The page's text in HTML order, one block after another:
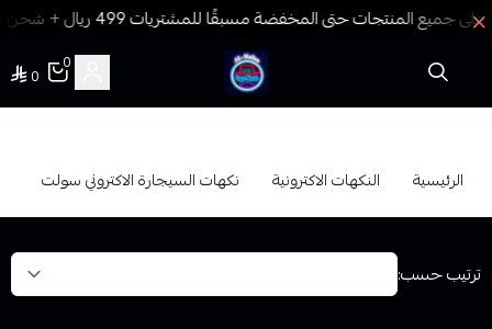
فيب المدينة
0
0
الرئيسية النكهات الاكترونية نكهات السيجارة الاكتروني سولت
ترتيب حسب: